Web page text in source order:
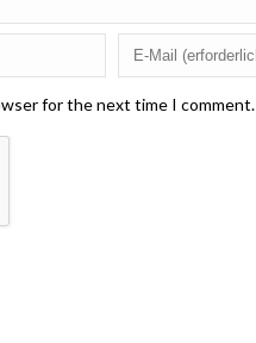
for the next time I comment.